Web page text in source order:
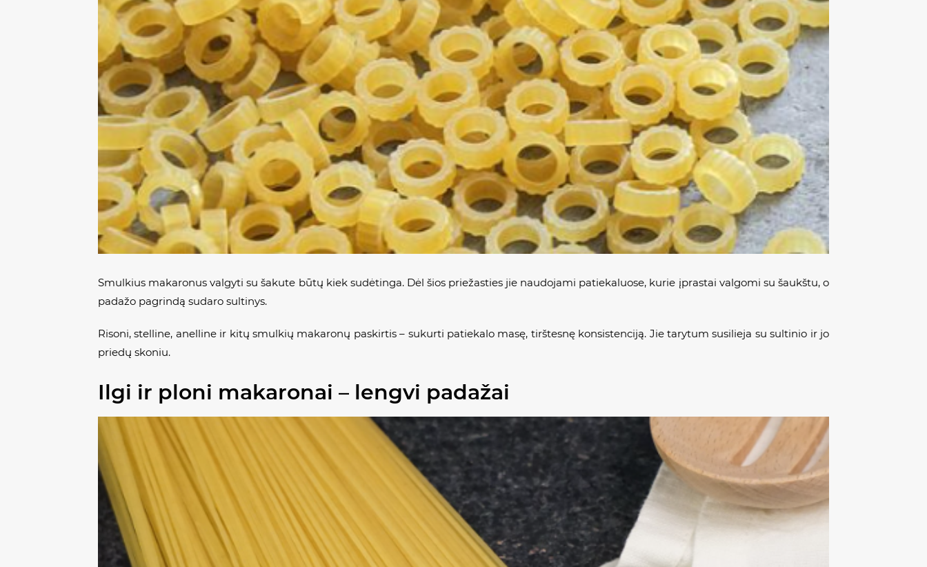
Smulkius makaronus valgyti su šakute būtų kiek sudėtinga. Dėl šios priežasties jie naudojami patiekaluose, kurie įprastai valgomi su šaukštu, o
padažo pagrindą sudaro sultinys.
Risoni, stelline, anelline ir kitų smulkių makaronų paskirtis – sukurti patiekalo masę, tirštesnę konsistenciją. Jie tarytum susilieja su sultinio ir jo
priedų skoniu.
Ilgi ir ploni makaronai – lengvi padažai